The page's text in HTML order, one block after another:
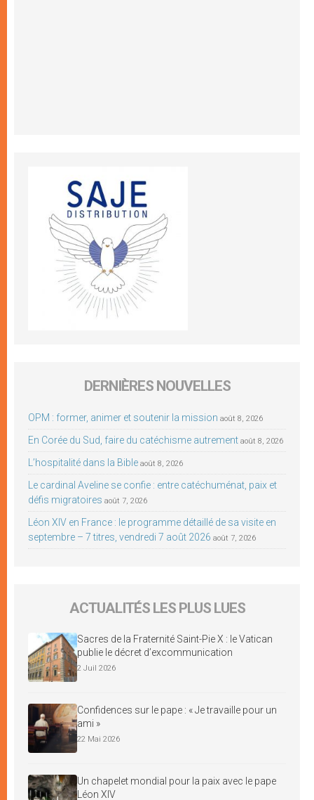
DERNIÈRES NOUVELLES
OPM : former, animer et soutenir la mission août 8, 2026
En Corée du Sud, faire du catéchisme autrement août 8, 2026
L’hospitalité dans la Bible août 8, 2026
Le cardinal Aveline se confie : entre catéchuménat, paix et
défis migratoires août 7, 2026
Léon XIV en France : le programme détaillé de sa visite en
septembre – 7 titres, vendredi 7 août 2026 août 7, 2026
ACTUALITÉS LES PLUS LUES
Sacres de la Fraternité Saint-Pie X : le Vatican
publie le décret d’excommunication
2 Juil 2026
Confidences sur le pape : « Je travaille pour un
ami »
22 Mai 2026
Un chapelet mondial pour la paix avec le pape
Léon XIV